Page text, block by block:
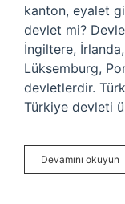
kanton, eyalet
devlet mi?
İngiltere,
Lüksemburg,
devletlerdir.
Türkiye devleti
Devamını okuyun